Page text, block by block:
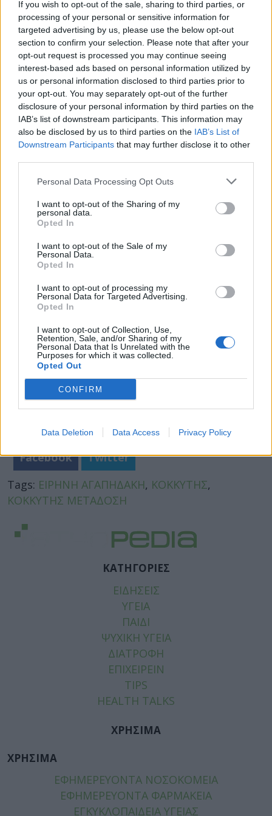
If you wish to opt-out of the sale, sharing to third parties, or
processing of your personal or sensitive information for
targeted advertising by us, please use the below opt-out
section to confirm your selection. Please note that after your
opt-out request is processed you may continue seeing
interest-based ads based on personal information utilized by
us or personal information disclosed to third parties prior to
your opt-out. You may separately opt-out of the further
disclosure of your personal information by third parties on the
IAB’s list of downstream participants. This information may
also be disclosed by us to third parties on the IAB’s List of
Downstream Participants that may further disclose it to other
Personal Data Processing Opt Outs
I want to opt-out of the Sharing of my
personal data.
Opted In
I want to opt-out of the Sale of my
Personal Data.
Opted In
I want to opt-out of processing my
Personal Data for Targeted Advertising.
Opted In
I want to opt-out of Collection, Use,
Retention, Sale, and/or Sharing of my
Personal Data that Is Unrelated with the
Purposes for which it was collected.
Opted Out
CONFIRM
Data Deletion Data Access Privacy Policy
Τα μέλη οικογένειας που δεν είναι πλήρως
εμβολιασμένα για τον κοκκύτη θα πρέπει να
εμβολιάζονται τουλάχιστον δύο εβδομάδες πριν
την επαφή με νεογνά και βρέφη.
Ιδιαίτερη σημασία έχει ο εμβολιασμός των
επαγγελματιών υγείας, οι οποίοι θα πρέπει να
εμβολιάζονται με μια αναμνηστική δόση TdaP
ανά δεκαετία.
Φωτογραφία:iStock
Κουρκουμάς: Σε ποιες καταστάσεις κάνει καλό,
Το περπάτημα είναι άσκηση ή όχι; 5 πράγματα
που πρέπει να γνωρίζετε
Facebook
Twitter
Tags: ΕΙΡΗΝΗ ΑΓΑΠΗΔΑΚΗ, ΚΟΚΚΥΤΗΣ,
ΚΟΚΚΥΤΗΣ ΜΕΤΑΔΟΣΗ
ΚΑΤΗΓΟΡΙΕΣ
ΕΙΔΗΣΕΙΣ
ΥΓΕΙΑ
ΠΑΙΔΙ
ΨΥΧΙΚΗ ΥΓΕΙΑ
ΔΙΑΤΡΟΦΗ
ΕΠΙΧΕΙΡΕΙΝ
TIPS
HEALTH TALKS
ΧΡΗΣΙΜΑ
ΧΡΗΣΙΜΑ
ΕΦΗΜΕΡΕΥΟΝΤΑ ΝΟΣΟΚΟΜΕΙΑ
ΕΦΗΜΕΡΕΥΟΝΤΑ ΦΑΡΜΑΚΕΙΑ
ΕΓΚΥΚΛΟΠΑΙΔΕΙΑ ΥΓΕΙΑΣ